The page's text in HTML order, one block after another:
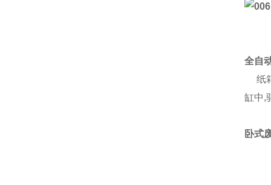
全自
纸
缸中,
卧式